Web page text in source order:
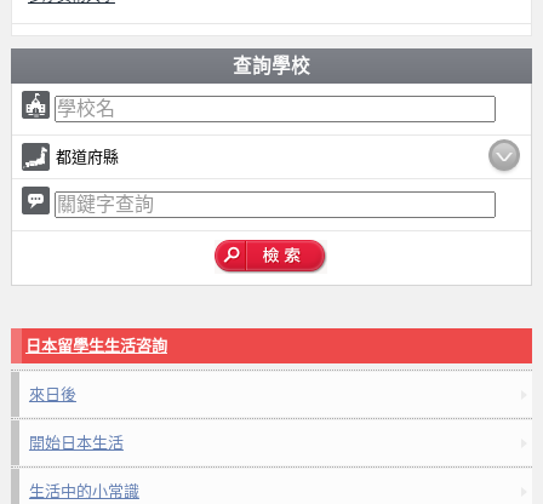
查詢學校
都道府縣
日本留學生生活咨詢
來日後
開始日本生活
生活中的小常識